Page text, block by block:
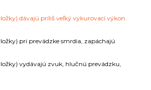
dávajú príliš veľký vykurovací výkon
pri prevádzke smrdia, zapáchajú
vydávajú zvuk, hlučnú prevádzku,